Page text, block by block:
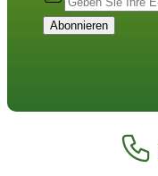
Abonnieren